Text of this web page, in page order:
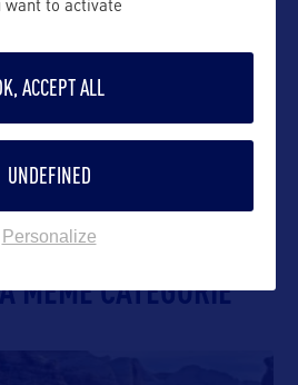
MÊME CATEGORIE
want to activate
ACCEPT ALL
UNDEFINED
Personalize